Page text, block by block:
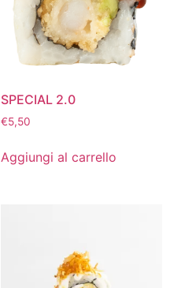
SPECIAL 2.0
€5,50
Aggiungi al carrello